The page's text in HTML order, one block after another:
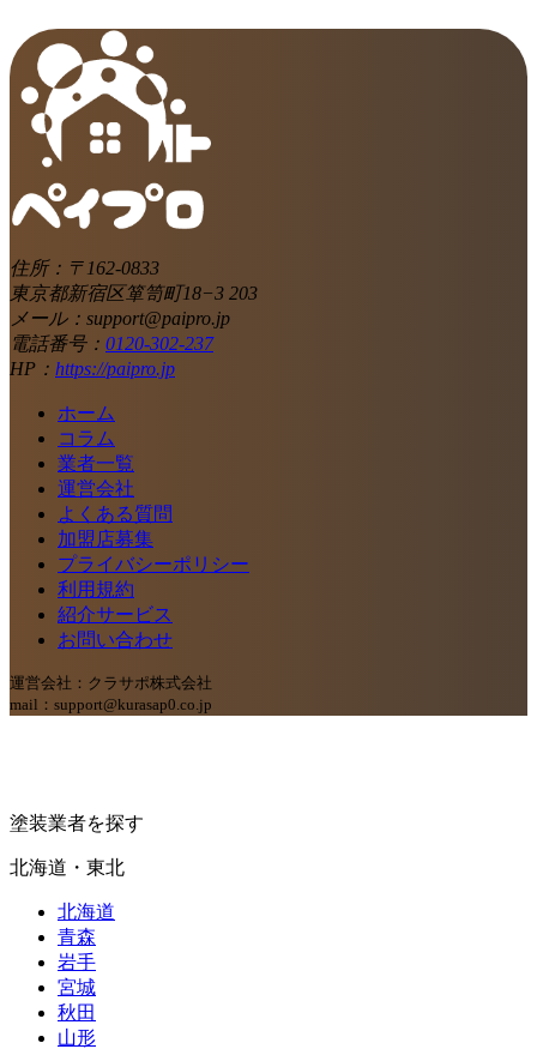
住所：〒162-0833
東京都新宿区箪笥町18−3 203
メール：support@paipro.jp
電話番号： 0120-302-237
HP： https://paipro.jp
ホーム
コラム
業者一覧
運営会社
よくある質問
加盟店募集
プライバシーポリシー
利用規約
紹介サービス
お問い合わせ
運営会社：クラサポ株式会社
mail：support@kurasap0.co.jp
塗装業者を探す
北海道・東北
北海道
青森
岩手
宮城
秋田
山形